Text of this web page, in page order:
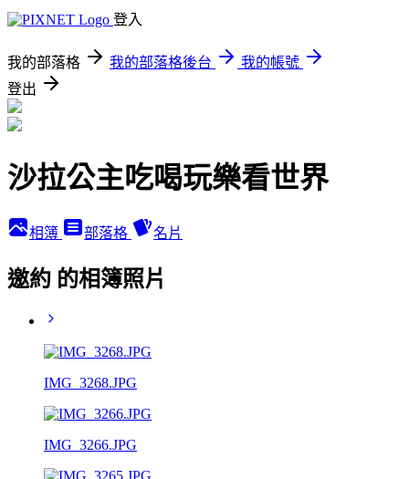
登入
我的部落格 我的部落格後台
我的帳號
登出
沙拉公主吃喝玩樂看世界
相簿 部落格 名片
邀約 的相簿照片
IMG_3268.JPG
IMG_3266.JPG